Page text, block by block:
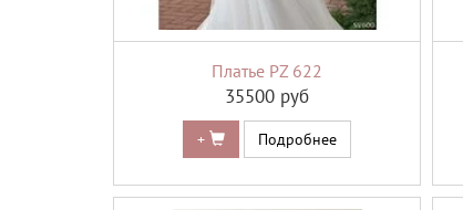
Платье PZ 622
35500 руб
+ Подробнее